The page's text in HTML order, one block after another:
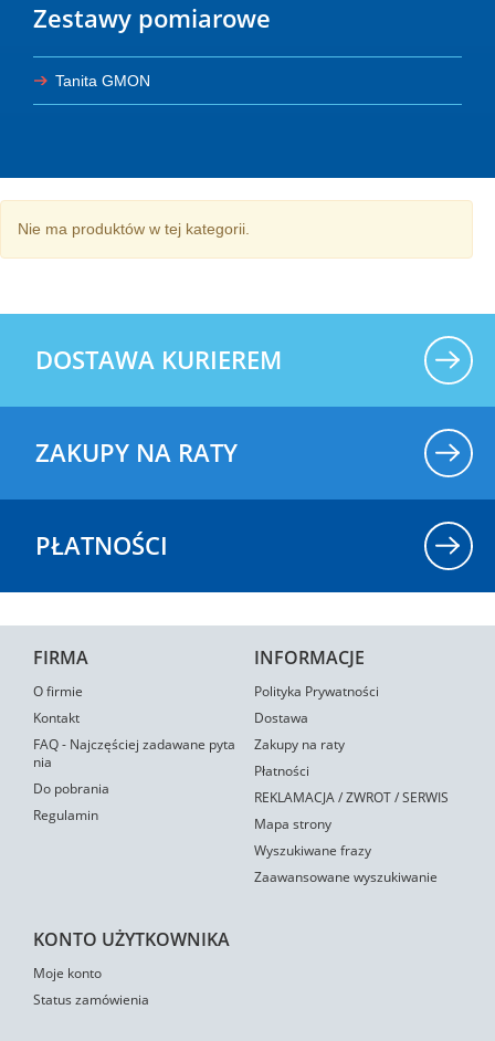
Zestawy pomiarowe
Tanita GMON
Nie ma produktów w tej kategorii.
DOSTAWA KURIEREM
ZAKUPY NA RATY
PŁATNOŚCI
FIRMA
O firmie
Kontakt
FAQ - Najczęściej zadawane pyta
nia
Do pobrania
Regulamin
INFORMACJE
Polityka Prywatności
Dostawa
Zakupy na raty
Płatności
REKLAMACJA / ZWROT / SERWIS
Mapa strony
Wyszukiwane frazy
Zaawansowane wyszukiwanie
KONTO UŻYTKOWNIKA
Moje konto
Status zamówienia